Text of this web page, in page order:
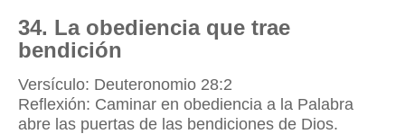
34. La obediencia que trae
bendición
Versículo: Deuteronomio 28:2
Reflexión: Caminar en obediencia a la Palabra
abre las puertas de las bendiciones de Dios.